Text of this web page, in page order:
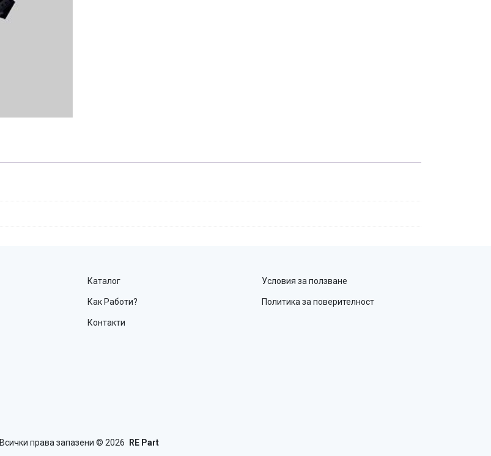
Каталог
Как Работи?
Контакти
Условия за ползване
Политика за поверителност
Всички права запазени © 2026 RE Part